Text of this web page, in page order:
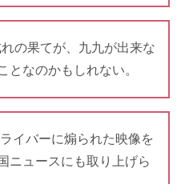
の果てが、九九が出来な
となのかもしれない。
イバーに煽られた映像を
ニュースにも取り上げら